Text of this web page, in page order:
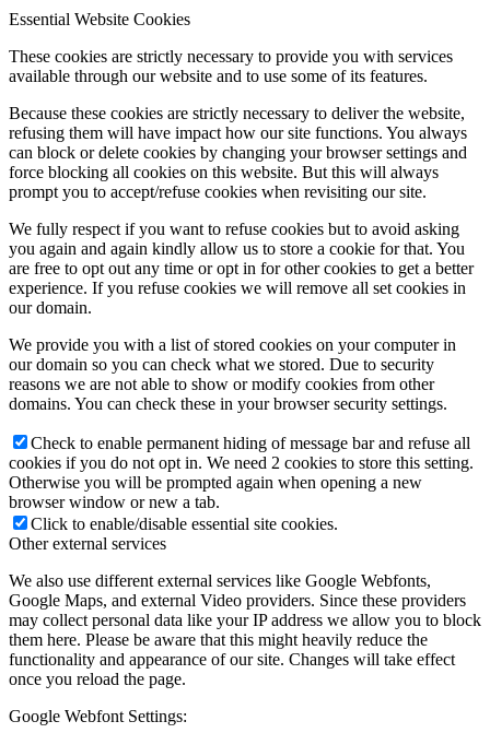
Essential Website Cookies
These cookies are strictly necessary to provide you with services
available through our website and to use some of its features.
Because these cookies are strictly necessary to deliver the website,
refusing them will have impact how our site functions. You always
can block or delete cookies by changing your browser settings and
force blocking all cookies on this website. But this will always
prompt you to accept/refuse cookies when revisiting our site.
We fully respect if you want to refuse cookies but to avoid asking
you again and again kindly allow us to store a cookie for that. You
are free to opt out any time or opt in for other cookies to get a better
experience. If you refuse cookies we will remove all set cookies in
our domain.
We provide you with a list of stored cookies on your computer in
our domain so you can check what we stored. Due to security
reasons we are not able to show or modify cookies from other
domains. You can check these in your browser security settings.
Check to enable permanent hiding of message bar and refuse all
cookies if you do not opt in. We need 2 cookies to store this setting.
Otherwise you will be prompted again when opening a new
browser window or new a tab.
Click to enable/disable essential site cookies.
Other external services
We also use different external services like Google Webfonts,
Google Maps, and external Video providers. Since these providers
may collect personal data like your IP address we allow you to block
them here. Please be aware that this might heavily reduce the
functionality and appearance of our site. Changes will take effect
once you reload the page.
Google Webfont Settings: